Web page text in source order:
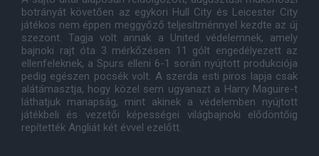
botrányát követően az egykori Hull City és Leicester City
játékos nem éppen meggyőző teljesítménnyel kezdte az új
szezont. Tagja volt annak a United védelemnek, amely
bajnoki rajt óta 3 mérkőzésen 11 gólt engedélyezett az
ellenfeleknek, a Spurs elleni 6-1 során nyújtott produkciója
pedig egészen pocsék volt. A szerda esti piros lapja csak
alátámasztja, hogy közel sem ugyanazt a Harry Maguire-t
láthatjuk manapság, mint akinek a védelemben nyújtott
játékbeli és vezetői képességei világbajnoki elődöntőig
repítették Angliát két évvel ezelőtt.